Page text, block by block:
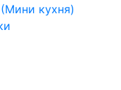
кухня)